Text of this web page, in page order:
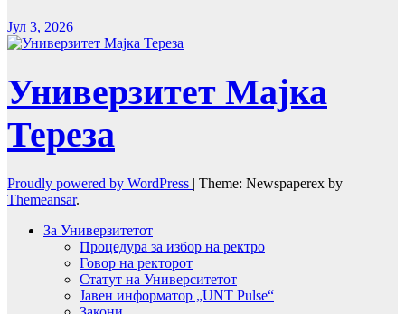
Јул 3, 2026
Универзитет Мајка
Тереза
Proudly powered by WordPress | Theme: Newspaperex by
Themeansar.
За Универзитетот
Процедура за избор на ректро
Говор на ректорот
Статут на Университетот
Јавен информатор „UNT Pulse“